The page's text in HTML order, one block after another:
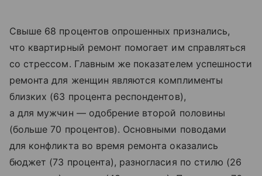
Свыше 68 процентов опрошенных признались,
что квартирный ремонт помогает им справляться
со стрессом. Главным же показателем успешности
ремонта для женщин являются комплименты
близких (63 процента респондентов),
а для мужчин — одобрение второй половины
(больше 70 процентов). Основными поводами
для конфликта во время ремонта оказались
бюджет (73 процента), разногласия по стилю (26